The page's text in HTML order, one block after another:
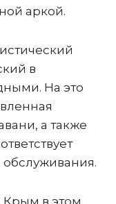
аркой.
в
На это
а также
в этом